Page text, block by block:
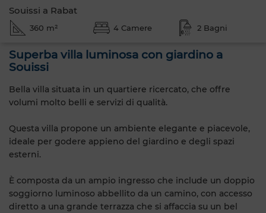
Souissi a Rabat
360 m² 4 Camere 2 Bagni
Superba villa luminosa con giardino a
Souissi
Bella villa situata in un quartiere ricercato, che offre
volumi molto belli e servizi di qualità.
Questa villa propone un ambiente elegante e piacevole,
ideale per godere appieno del giardino e degli spazi
esterni.
È composta da un ampio ingresso che include un doppio
soggiorno luminoso abbellito da un camino, con accesso
diretto a una grande terrazza che si affaccia su un bel